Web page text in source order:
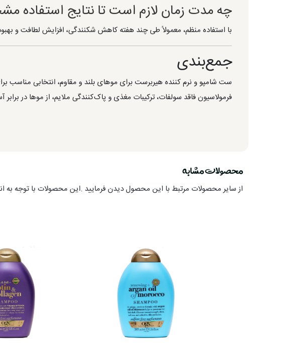
چه مدت زمان لازم است تا نتایج استفاده
با استفاده منظم، معمولاً طی چند هفته کاهش شکنندگی، افزایش لطافت و
جمع‌بندی
ست شامپو و نرم کننده هیربرست برای موهای بلند و مقاوم، انتخابی
فرمولاسیون فاقد سولفات، ترکیبات مغذی و پاک‌کنندگی ملایم، از موها
محصولات مشابه
از سایر محصولات مرتبط با این محصول دیدن فرمایید .این محصولات با توجه به